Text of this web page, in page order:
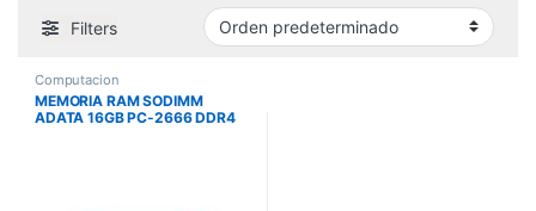
Filters
Computacion
MEMORIA RAM SODIMM
ADATA 16GB PC-2666 DDR4